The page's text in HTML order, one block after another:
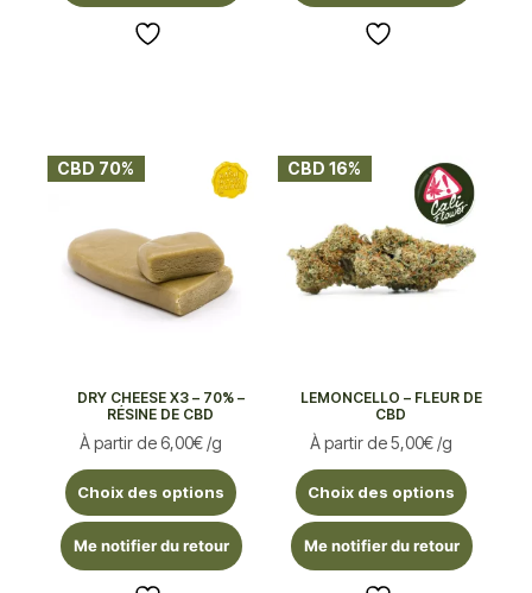
CBD 70%
DRY CHEESE X3 – 70% –
RÉSINE DE CBD
À partir de6,00€ /g
Choix des options
Me notifier du retour
CBD 16%
LEMONCELLO – FLEUR DE
CBD
À partir de5,00€ /g
Choix des options
Me notifier du retour